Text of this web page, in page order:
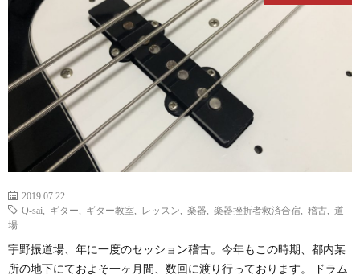
2019.07.22
Q-sai
ギター ギター教室 レッスン 楽器 楽器挫折者救済合宿 稽古
道
場
宇野振道場、年に一度のセッション稽古。今年もこの時期、都内某
所の地下にておよそ一ヶ月間、数回に渡り行っております。 ドラム